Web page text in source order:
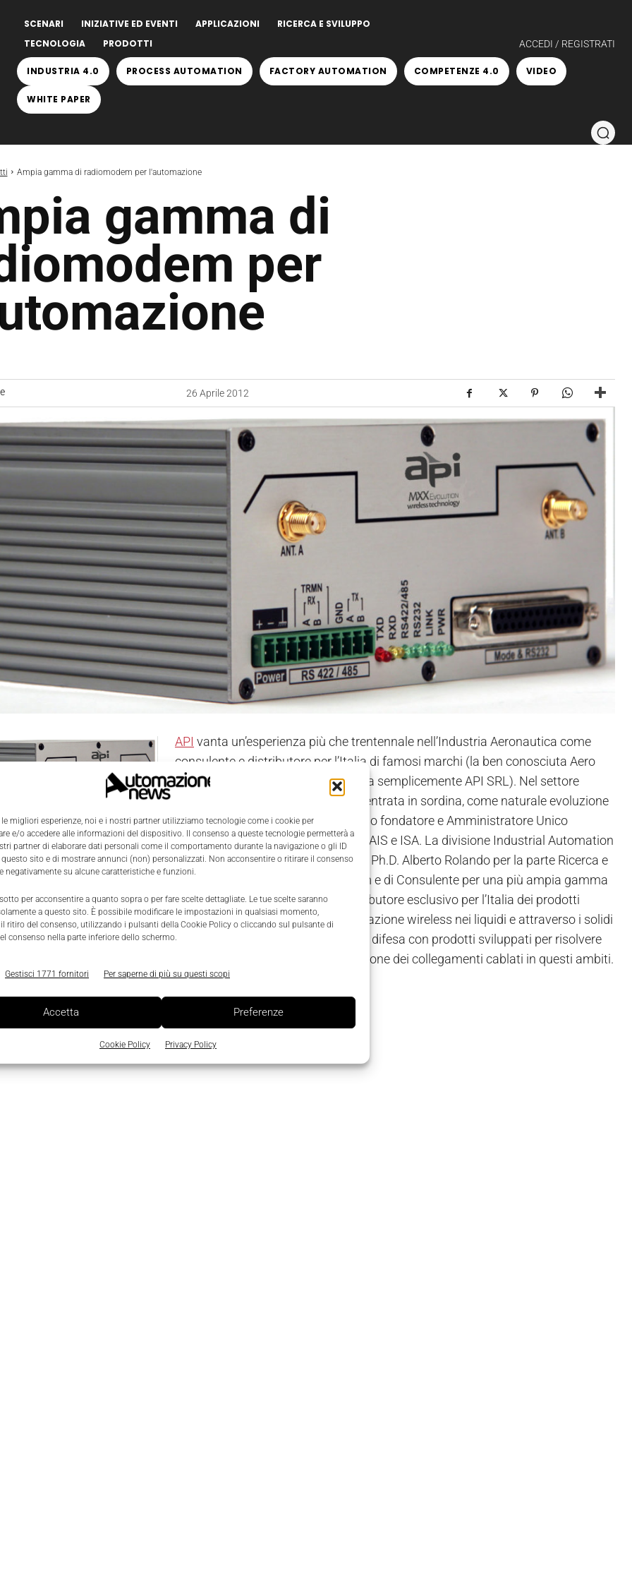
le migliori esperienze, noi e i nostri partner utilizziamo tecnologie come i cookie per
e/o accedere alle informazioni del dispositivo. Il consenso a queste tecnologie permetterà a
partner di elaborare dati personali come il comportamento durante la navigazione o gli ID
sito e di mostrare annunci (non) personalizzati. Non acconsentire o ritirare il consenso
negativamente su alcune caratteristiche e funzioni.
per acconsentire a quanto sopra o per fare scelte dettagliate. Le tue scelte saranno
a questo sito. È possibile modificare le impostazioni in qualsiasi momento,
ritiro del consenso, utilizzando i pulsanti della Cookie Policy o cliccando sul pulsante di
consenso nella parte inferiore dello schermo.
Gestisci 1771 fornitori Per saperne di più su questi scopi
Accetta Preferenze
Cookie Policy Privacy Policy
SCENARI INIZIATIVE ED EVENTI APPLICAZIONI
RICERCA E SVILUPPO
TECNOLOGIA
PRODOTTI ACCEDI / REGISTRATI
INDUSTRIA 4.0 PROCESS AUTOMATION FACTORY AUTOMATION COMPETENZE 4.0 VIDEO
WHITE PAPER
Ampia gamma di radiomodem per l'automazione
gamma di
per
26 Aprile 2012
API vanta un’esperienza più che trentennale nell’Industria Aeronautica come
consulente e distributore per l’Italia di famosi marchi (la ben conosciuta Aero
Products International ora diventata semplicemente API SRL). Nel settore
dell’Automazione Industriale API è entrata in sordina, come naturale evoluzione
delle conoscenze e del lavoro del suo fondatore e Amministratore Unico
Piergiuseppe Zani, ex-Presidente di AIS e ISA. La divisione Industrial Automation
da Massimo Spica per la parte commerciale e marketing e dal Ph.D. Alberto Rolando per la parte Ricerca e
si propone ai clienti nella doppia veste di produttore di Radiomodem e di Consulente per una più ampia gamma
complementari e per applicazioni di nicchia. API SRL è infatti distributore esclusivo per l’Italia dei prodotti
WFS Technology Ltd., importante realtà nel settore della comunicazione wireless nei liquidi e attraverso i solidi
che contempla i settori oil & gas, monitoraggio ambientale, difesa con prodotti sviluppati per risolvere
legate all’affidabilità, alla sicurezza e alla difficoltà di realizzazione dei collegamenti cablati in questi ambiti.
Automation Radiomodem